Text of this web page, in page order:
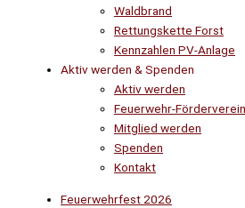
Waldbrand
Rettungskette Forst
Kennzahlen PV-Anlage
Aktiv werden & Spenden
Aktiv werden
Feuerwehr-Förderverein
Mitglied werden
Spenden
Kontakt
Feuerwehrfest 2026